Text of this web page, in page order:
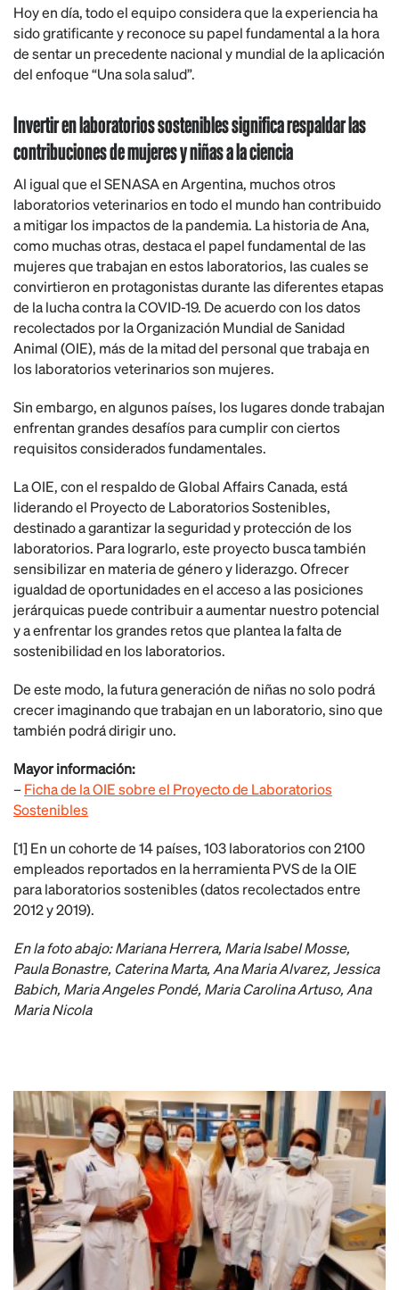
Hoy en día, todo el equipo considera que la experiencia ha
sido gratificante y reconoce su papel fundamental a la hora
de sentar un precedente nacional y mundial de la aplicación
del enfoque “Una sola salud”.
Invertir en laboratorios sostenibles significa respaldar las
contribuciones de mujeres y niñas a la ciencia
Al igual que el SENASA en Argentina, muchos otros
laboratorios veterinarios en todo el mundo han contribuido
a mitigar los impactos de la pandemia. La historia de Ana,
como muchas otras, destaca el papel fundamental de las
mujeres que trabajan en estos laboratorios, las cuales se
convirtieron en protagonistas durante las diferentes etapas
de la lucha contra la COVID-19. De acuerdo con los datos
recolectados por la Organización Mundial de Sanidad
Animal (OIE), más de la mitad del personal que trabaja en
los laboratorios veterinarios son mujeres.
Sin embargo, en algunos países, los lugares donde trabajan
enfrentan grandes desafíos para cumplir con ciertos
requisitos considerados fundamentales.
La OIE, con el respaldo de Global Affairs Canada, está
liderando el Proyecto de Laboratorios Sostenibles,
destinado a garantizar la seguridad y protección de los
laboratorios. Para lograrlo, este proyecto busca también
sensibilizar en materia de género y liderazgo. Ofrecer
igualdad de oportunidades en el acceso a las posiciones
jerárquicas puede contribuir a aumentar nuestro potencial
y a enfrentar los grandes retos que plantea la falta de
sostenibilidad en los laboratorios.
De este modo, la futura generación de niñas no solo podrá
crecer imaginando que trabajan en un laboratorio, sino que
también podrá dirigir uno.
Mayor información:
–Ficha de la OIE sobre el Proyecto de Laboratorios
Sostenibles
[1] En un cohorte de 14 países, 103 laboratorios con 2100
empleados reportados en la herramienta PVS de la OIE
para laboratorios sostenibles (datos recolectados entre
2012 y 2019).
En la foto abajo:Mariana Herrera, Maria Isabel Mosse,
Paula Bonastre, Caterina Marta, Ana Maria Alvarez, Jessica
Babich, Maria Angeles Pondé, Maria Carolina Artuso, Ana
Maria Nicola